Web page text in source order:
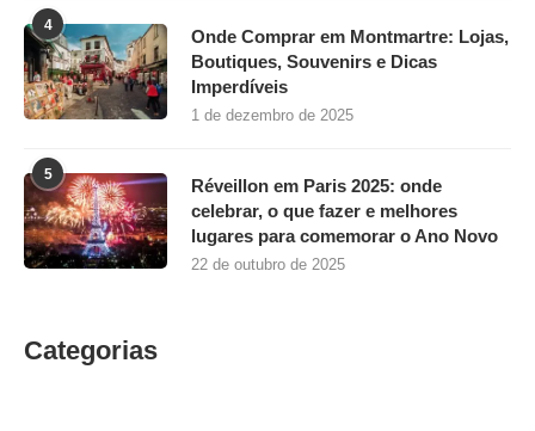
4
Onde Comprar em Montmartre: Lojas,
Boutiques, Souvenirs e Dicas
Imperdíveis
1 de dezembro de 2025
5
Réveillon em Paris 2025: onde
celebrar, o que fazer e melhores
lugares para comemorar o Ano Novo
22 de outubro de 2025
Categorias